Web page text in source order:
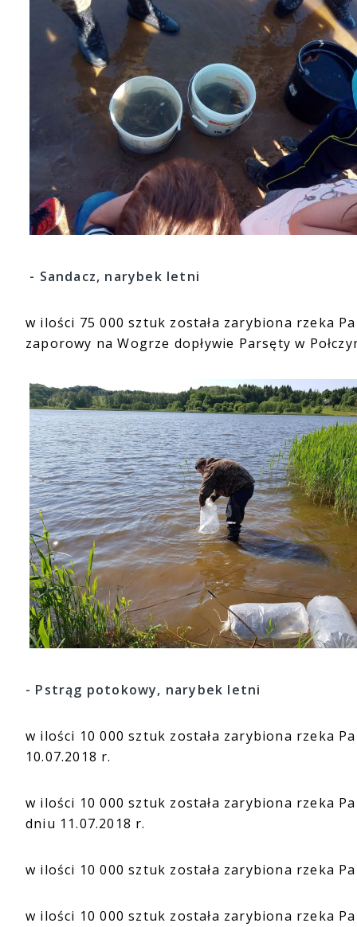
- Sandacz, narybek letni
w ilości 75 000 sztuk została zarybiona rzeka
zaporowy na Wogrze dopływie Parsęty w
- Pstrąg potokowy, narybek letni
w ilości 10 000 sztuk została zarybiona rzeka
10.07.2018 r.
w ilości 10 000 sztuk została zarybiona rzeka
dniu 11.07.2018 r.
w ilości 10 000 sztuk została zarybiona rzeka
w ilości 10 000 sztuk została zarybiona rzeka